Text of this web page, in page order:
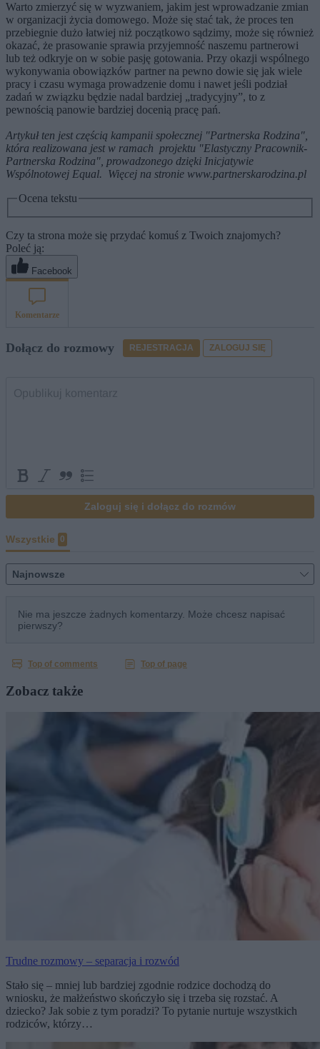
Warto zmierzyć się w wyzwaniem, jakim jest wprowadzanie zmian
w organizacji życia domowego. Może się stać tak, że proces ten
przebiegnie dużo łatwiej niż początkowo sądzimy, może się również
okazać, że prasowanie sprawia przyjemność naszemu partnerowi
lub też odkryje on w sobie pasję gotowania. Przy okazji wspólnego
wykonywania obowiązków partner na pewno dowie się jak wiele
pracy i czasu wymaga prowadzenie domu i nawet jeśli podział
zadań w związku będzie nadal bardziej „tradycyjny”, to z
pewnością panowie bardziej docenią pracę pań.
Artykuł ten jest częścią kampanii społecznej "Partnerska Rodzina",
która realizowana jest w ramach projektu "Elastyczny Pracownik-
Partnerska Rodzina", prowadzonego dzięki Inicjatywie
Wspólnotowej Equal. Więcej na stronie www.partnerskarodzina.pl
Ocena tekstu
Czy ta strona może się przydać komuś z Twoich znajomych?
Poleć ją:
Facebook
Zobacz także
Trudne rozmowy – separacja i rozwód
Stało się – mniej lub bardziej zgodnie rodzice dochodzą do
wniosku, że małżeństwo skończyło się i trzeba się rozstać. A
dziecko? Jak sobie z tym poradzi? To pytanie nurtuje wszystkich
rodziców, którzy…